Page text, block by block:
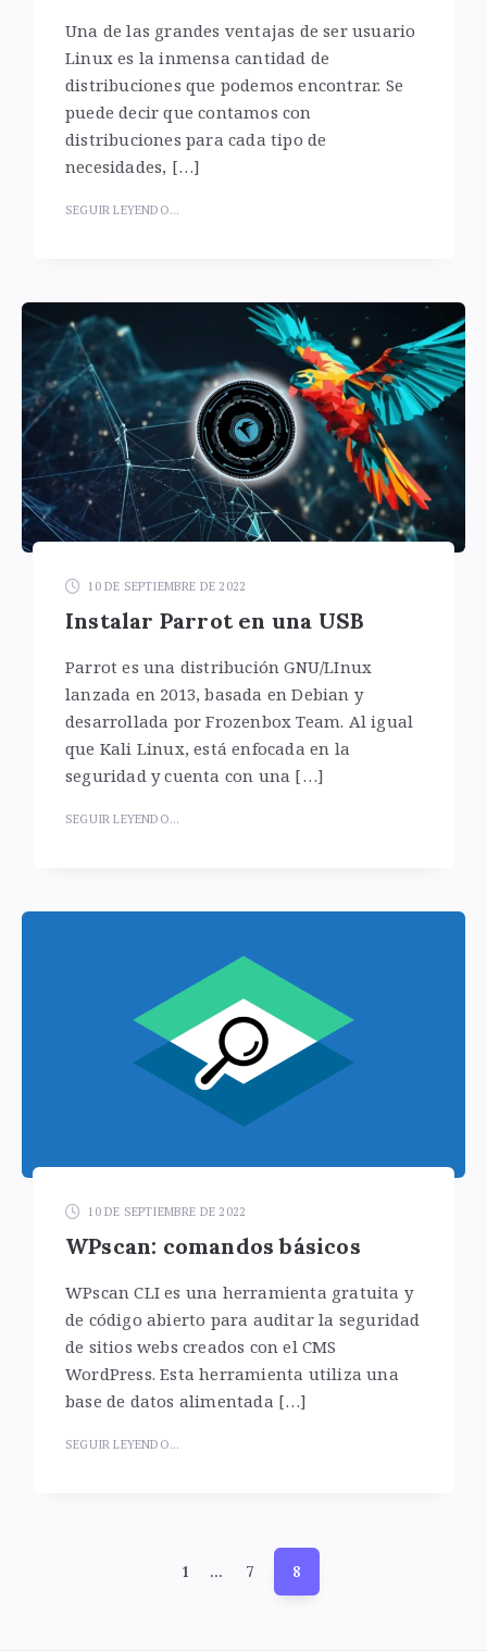
Una de las grandes ventajas de ser usuario
Linux es la inmensa cantidad de
distribuciones que podemos encontrar. Se
puede decir que contamos con
distribuciones para cada tipo de
necesidades, […]
SEGUIR LEYENDO...
10 DE SEPTIEMBRE DE 2022
Instalar Parrot en una USB
Parrot es una distribución GNU/LInux
lanzada en 2013, basada en Debian y
desarrollada por Frozenbox Team. Al igual
que Kali Linux, está enfocada en la
seguridad y cuenta con una […]
SEGUIR LEYENDO...
10 DE SEPTIEMBRE DE 2022
WPscan: comandos básicos
WPscan CLI es una herramienta gratuita y
de código abierto para auditar la seguridad
de sitios webs creados con el CMS
WordPress. Esta herramienta utiliza una
base de datos alimentada […]
SEGUIR LEYENDO...
1 … 7 8